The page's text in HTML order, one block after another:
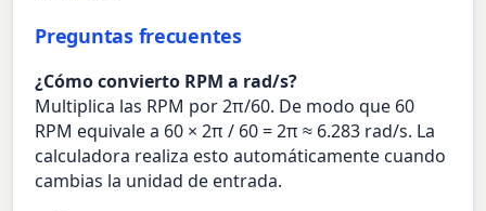
Preguntas frecuentes
¿Cómo convierto RPM a rad/s?
Multiplica las RPM por 2π/60. De modo que 60
RPM equivale a 60 × 2π / 60 = 2π ≈ 6.283 rad/s. La
calculadora realiza esto automáticamente cuando
cambias la unidad de entrada.